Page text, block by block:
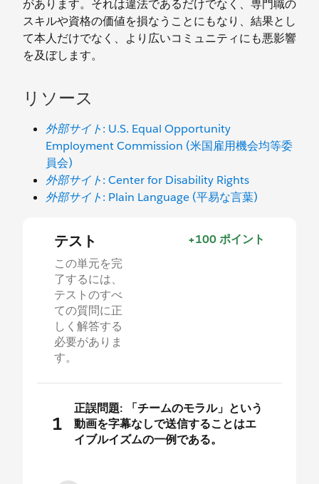
があります。それは違法であるだけでなく、専門職の
スキルや資格の価値を損なうことにもなり、結果とし
て本人だけでなく、より広いコミュニティにも悪影響
を及ぼします。
リソース
外部サイト: U.S. Equal Opportunity
Employment Commission (米国雇用機会均等委
員会)
外部サイト: Center for Disability Rights
外部サイト: Plain Language (平易な言葉)